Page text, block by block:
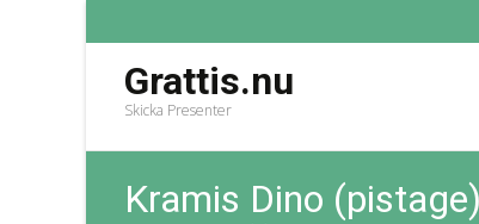
Grattis.nu
Skicka Presenter
Kramis Dino